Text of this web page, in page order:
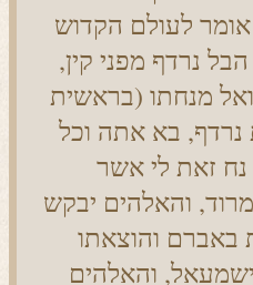
אומר לעולם הקדוש
נרדף מפני קין,
מנחתו (בראשית
נרדף, בא אתה וכל
זאת לי אשר
והאלהים יבקש
והוצאתו
והאלהים